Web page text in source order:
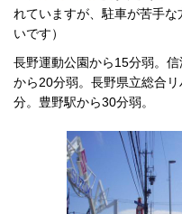
れていますが、駐車が苦手
いです）
長野運動公園から15分弱。
から20分弱。 長野県立総合
分。豊野駅から30分弱。